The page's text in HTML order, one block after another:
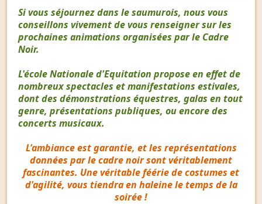
Si vous séjournez dans le saumurois, nous vous
conseillons vivement de vous renseigner sur les
prochaines animations organisées par le Cadre
Noir.
L'école Nationale d'Equitation propose en effet de
nombreux spectacles et manifestations estivales,
dont des démonstrations équestres, galas en tout
genre, présentations publiques, ou encore des
concerts musicaux.
L'ambiance est garantie, et les représentations
données par le cadre noir sont véritablement
fascinantes. Une véritable féérie de costumes et
d'agilité, vous tiendra en haleine le temps de la
soirée !